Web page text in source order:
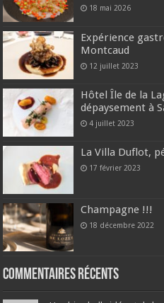
18 mai 2026
Expérience
Montcaud
12 juillet 2023
Hôtel Île de la
dépaysement à
4 juillet 2023
La Villa Duflot,
17 février 2023
Champagne !!!
18 décembre 2022
Commentaires récents